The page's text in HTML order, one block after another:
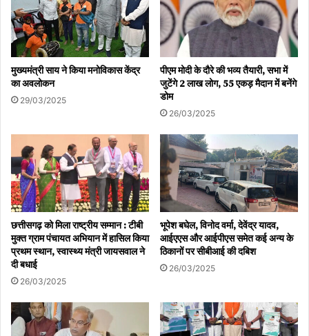
मुख्यमंत्री साय ने किया मनोविकास केंद्र
का अवलोकन
29/03/2025
पीएम मोदी के दौरे की भव्य तैयारी, सभा में
जुटेंगे 2 लाख लोग, 55 एकड़ मैदान में बनेंगे
डोम
26/03/2025
छत्तीसगढ़ को मिला राष्ट्रीय सम्मान : टीबी
मुक्त ग्राम पंचायत अभियान में हासिल किया
प्रथम स्थान, स्वास्थ्य मंत्री जायसवाल ने
दी बधाई
26/03/2025
भूपेश बघेल, विनोद वर्मा, देवेंद्र यादव,
आईएएस और आईपीएस समेत कई अन्य के
ठिकानों पर सीबीआई की दबिश
26/03/2025